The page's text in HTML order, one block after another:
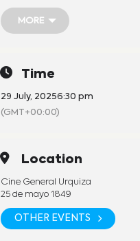
Venta exclusivamente en
SEGUINOS EN REDES SOCIALES
MORE
Time
29 July, 20256:30 pm
(GMT+00:00)
Location
Cine General Urquiza
25 de mayo 1849
OTHER EVENTS